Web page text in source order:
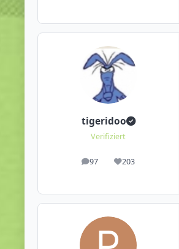
tigeridoo
Verifiziert
97
Beiträge203
Reputation